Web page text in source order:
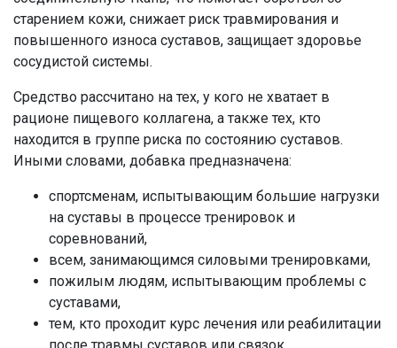
старением кожи, снижает риск травмирования и
повышенного износа суставов, защищает здоровье
сосудистой системы.
Средство рассчитано на тех, у кого не хватает в
рационе пищевого коллагена, а также тех, кто
находится в группе риска по состоянию суставов.
Иными словами, добавка предназначена:
спортсменам, испытывающим большие нагрузки
на суставы в процессе тренировок и
соревнований,
всем, занимающимся силовыми тренировками,
пожилым людям, испытывающим проблемы с
суставами,
тем, кто проходит курс лечения или реабилитации